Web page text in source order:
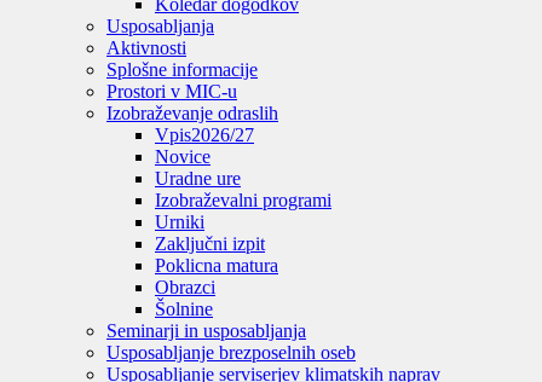
Koledar dogodkov
Usposabljanja
Aktivnosti
Splošne informacije
Prostori v MIC-u
Izobraževanje odraslih
Vpis2026/27
Novice
Uradne ure
Izobraževalni programi
Urniki
Zaključni izpit
Poklicna matura
Obrazci
Šolnine
Seminarji in usposabljanja
Usposabljanje brezposelnih oseb
Usposabljanje serviserjev klimatskih naprav